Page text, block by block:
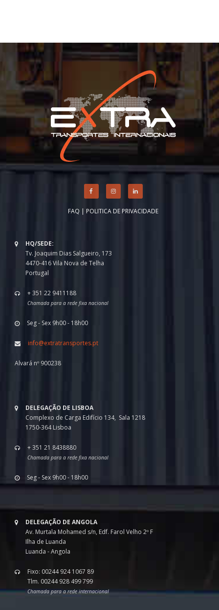
FAQ | POLITICA DE PRIVACIDADE
HQ/SEDE:
Tv. Joaquim Dias Salgueiro, 173
4470-416 Vila Nova de Telha
Portugal
+ 351 22 9411188
Chamada para a rede fixa nacional
Seg - Sex 9h00 - 18h00
info@extratransportes.pt
Alvará nº 900238
DELEGAÇÃO DE LISBOA
Complexo de Carga Edifício 134, Sala 1218
1750-364 Lisboa
+ 351 21 8438880
Chamada para a rede fixa nacional
Seg - Sex 9h00 - 18h00
DELEGAÇÃO DE ANGOLA
Av. Murtala Mohamed s/n, Edf. Farol Velho 2º F
Ilha de Luanda
Luanda - Angola
Fixo: 00244 924 1067 89
Tlm. 00244 928 499 799
Chamada para a rede internacional